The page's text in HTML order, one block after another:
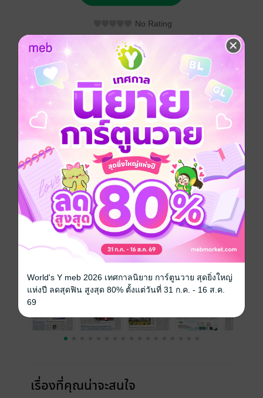
No Rating
อยากได้ ซื้อเป็นของขวัญ ติดตาม แชร์
Bangkok Post วันอังคารที่ 22 กันยายน พ.ศ.2558
ประเภทไฟล์ pdf
วันที่วางขาย 21 กันยายน 2558
ความยาว 50 หน้า
ราคาปก 30 บาท
ฉบับย้อนหลัง ดูทั้งหมด
เรื่องที่คุณน่าจะสนใจ
World's Y meb 2026 เทศกาลนิยาย การ์ตูนวาย สุดยิ่งใหญ่
แห่งปี ลดสุดฟิน สูงสุด 80% ตั้งแต่วันที่ 31 ก.ค. - 16 ส.ค.
69